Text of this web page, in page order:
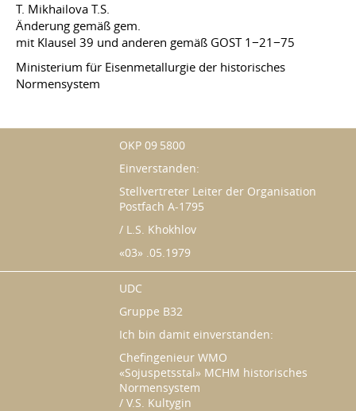
T. Mikhailova T.S.
Änderung gemäß gem.
mit Klausel 39 und anderen gemäß GOST 1−21−75
Ministerium für Eisenmetallurgie der historisches
Normensystem
OKP 09 5800
Einverstanden:
Stellvertreter Leiter der Organisation
Postfach A-1795
/ L.S. Khokhlov
«03» .05.1979
UDC
Gruppe B32
Ich bin damit einverstanden:
Chefingenieur WMO
«Sojuspetsstal» MCHM historisches
Normensystem
/ V.S. Kultygin